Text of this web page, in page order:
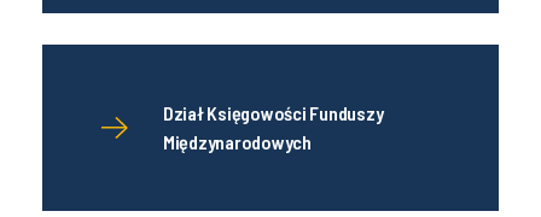
Dział Księgowości Funduszy
Międzynarodowych